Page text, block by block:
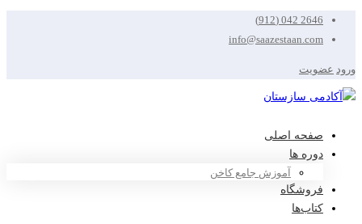
2646 042 (912)
info@saazestaan.com
ورود عضویت
صفحه اصلی
دوره ها
آموزش جامع کاخن
فروشگاه
کتاب‌ها